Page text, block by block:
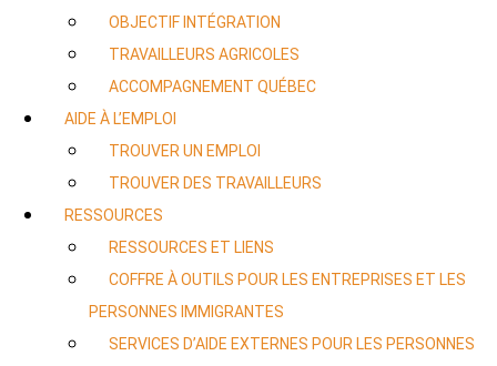
OBJECTIF INTÉGRATION
TRAVAILLEURS AGRICOLES
ACCOMPAGNEMENT QUÉBEC
AIDE À L’EMPLOI
TROUVER UN EMPLOI
TROUVER DES TRAVAILLEURS
RESSOURCES
RESSOURCES ET LIENS
COFFRE À OUTILS POUR LES ENTREPRISES ET LES
PERSONNES IMMIGRANTES
SERVICES D’AIDE EXTERNES POUR LES PERSONNES